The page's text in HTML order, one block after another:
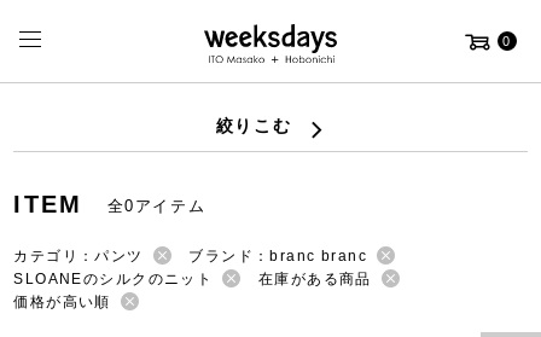
0
絞りこむ
ITEM 全0アイテム
カテゴリ：パンツ
ブランド：branc branc
SLOANEのシルクのニット
在庫がある商品
価格が高い順